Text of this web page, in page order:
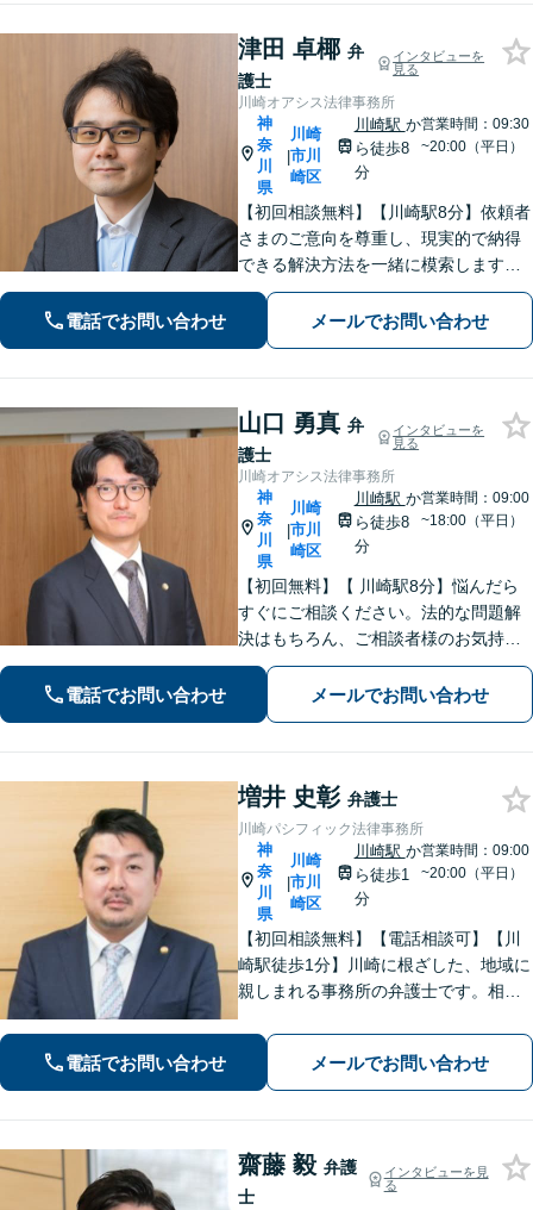
津田 卓椰 弁
護士
インタビューを
見る
川崎オアシス法律事務所
神
奈
川
県
|
川崎
市川
崎区
川崎駅 か
ら徒歩8
分
営業時間：09:30
~20:00（平日）
【初回相談無料】【川崎駅8分】依頼者
さまのご意向を尊重し、現実的で納得
できる解決方法を一緒に模索します
【離婚問題】調停・訴訟対応に豊富な
実績あり。人生の再出発を全力で応援
いたします【借金問題】状況を整理
電話でお問い合わせ メールでお問い合わせ
山口 勇真 弁
護士
インタビューを
見る
川崎オアシス法律事務所
神
奈
川
県
|
川崎
市川
崎区
川崎駅 か
ら徒歩8
分
営業時間：09:00
~18:00（平日）
【初回無料】【 川崎駅8分】悩んだら
すぐにご相談ください。法的な問題解
決はもちろん、ご相談者様のお気持ち
まで徹底サポートします。不安を和ら
げる「レスポンスの速さ」と「二人三
脚」の姿勢で解決まで伴走いたします
電話でお問い合わせ メールでお問い合わせ
増井 史彰 弁護士
川崎パシフィック法律事務所
神
奈
川
県
|
川崎
市川
崎区
川崎駅 か
ら徒歩1
分
営業時間：09:00
~20:00（平日）
【初回相談無料】【電話相談可】【川
崎駅徒歩1分】川崎に根ざした、地域に
親しまれる事務所の弁護士です。相
って対応致します。クチコミ・リピー
ターの方多数。お気軽にご相談くださ
い。
電話でお問い合わせ メールでお問い合わせ
齋藤 毅 弁護
士
インタビューを見
る